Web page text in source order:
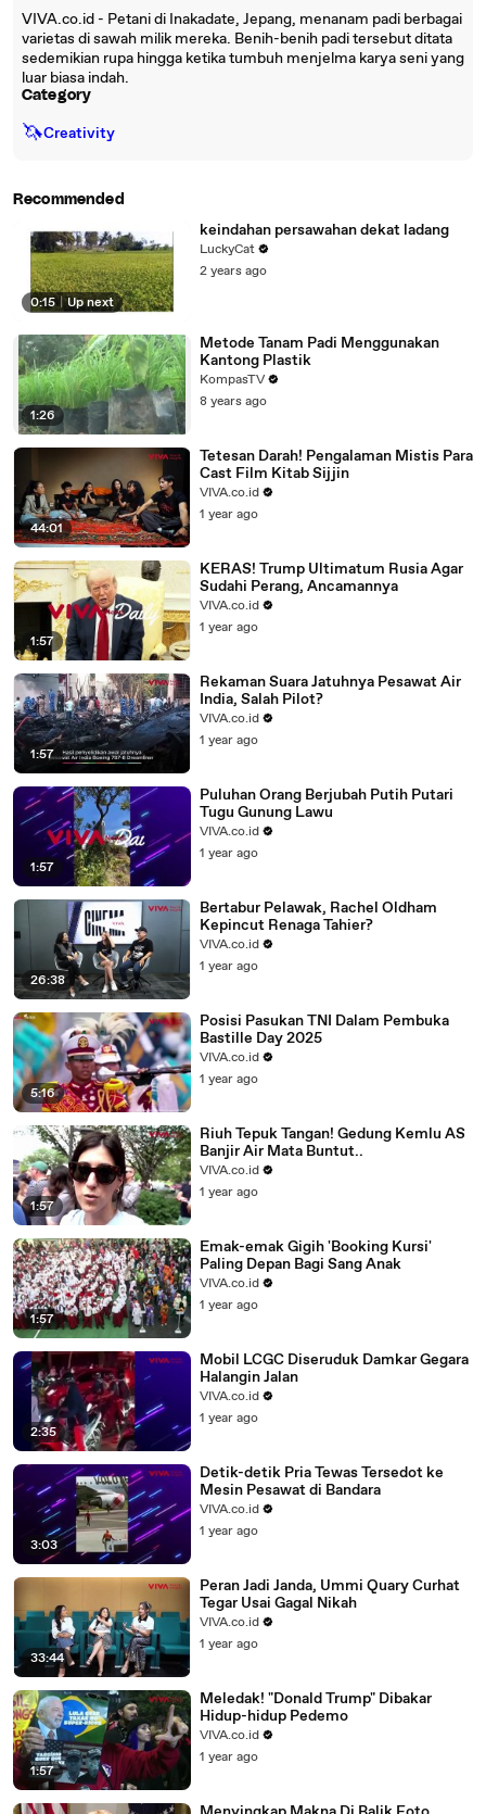
VIVA.co.id - Petani di Inakadate, Jepang, menanam padi berbagai
varietas di sawah milik mereka. Benih-benih padi tersebut ditata
sedemikian rupa hingga ketika tumbuh menjelma karya seni yang
luar biasa indah.
Category
🦄Creativity
Recommended
0:15 Up next
keindahan persawahan dekat ladang
LuckyCat
2 years ago
1:26
Metode Tanam Padi Menggunakan
Kantong Plastik
KompasTV
8 years ago
44:01
Tetesan Darah! Pengalaman Mistis Para
Cast Film Kitab Sijjin
VIVA.co.id
1 year ago
1:57
KERAS! Trump Ultimatum Rusia Agar
Sudahi Perang, Ancamannya
VIVA.co.id
1 year ago
1:57
Rekaman Suara Jatuhnya Pesawat Air
India, Salah Pilot?
VIVA.co.id
1 year ago
1:57
Puluhan Orang Berjubah Putih Putari
Tugu Gunung Lawu
VIVA.co.id
1 year ago
26:38
Bertabur Pelawak, Rachel Oldham
Kepincut Renaga Tahier?
VIVA.co.id
1 year ago
5:16
Posisi Pasukan TNI Dalam Pembuka
Bastille Day 2025
VIVA.co.id
1 year ago
1:57
Riuh Tepuk Tangan! Gedung Kemlu AS
Banjir Air Mata Buntut..
VIVA.co.id
1 year ago
1:57
Emak-emak Gigih 'Booking Kursi'
Paling Depan Bagi Sang Anak
VIVA.co.id
1 year ago
2:35
Mobil LCGC Diseruduk Damkar Gegara
Halangin Jalan
VIVA.co.id
1 year ago
3:03
Detik-detik Pria Tewas Tersedot ke
Mesin Pesawat di Bandara
VIVA.co.id
1 year ago
33:44
Peran Jadi Janda, Ummi Quary Curhat
Tegar Usai Gagal Nikah
VIVA.co.id
1 year ago
1:57
Meledak! "Donald Trump" Dibakar
Hidup-hidup Pedemo
VIVA.co.id
1 year ago